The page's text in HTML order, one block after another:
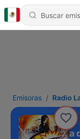
Emisoras Radio
La Explosiva